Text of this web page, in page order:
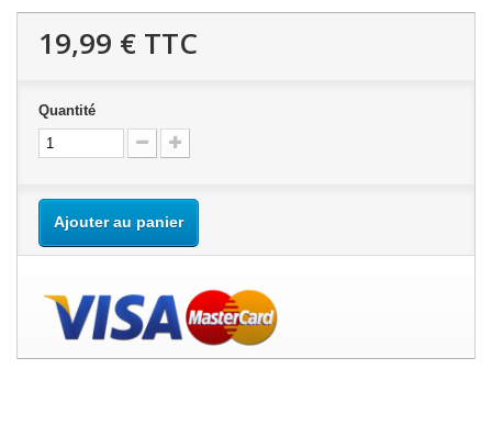
19,99 € TTC
Quantité
Ajouter au panier